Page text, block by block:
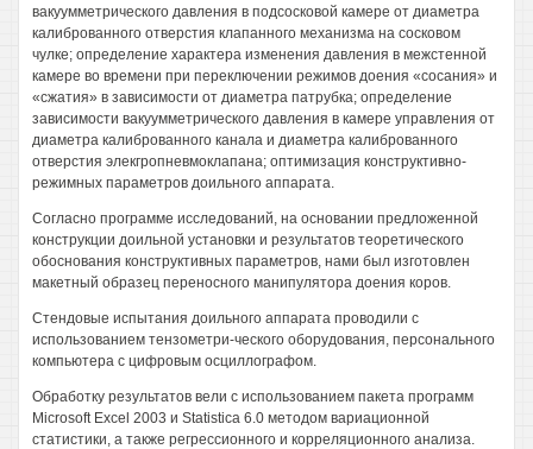
вакуумметрического давления в подсосковой камере от диаметра
калиброванного отверстия клапанного механизма на сосковом
чулке; определение характера изменения давления в межстенной
камере во времени при переключении режимов доения «сосания» и
«сжатия» в зависимости от диаметра патрубка; определение
зависимости вакуумметрического давления в камере управления от
диаметра калиброванного канала и диаметра калиброванного
отверстия элекгропневмоклапана; оптимизация конструктивно-
режимных параметров доильного аппарата.
Согласно программе исследований, на основании предложенной
конструкции доильной установки и результатов теоретического
обоснования конструктивных параметров, нами был изготовлен
макетный образец переносного манипулятора доения коров.
Стендовые испытания доильного аппарата проводили с
использованием тензометри-ческого оборудования, персонального
компьютера с цифровым осциллографом.
Обработку результатов вели с использованием пакета программ
Microsoft Excel 2003 и Statistica 6.0 методом вариационной
статистики, а также регрессионного и корреляционного анализа.